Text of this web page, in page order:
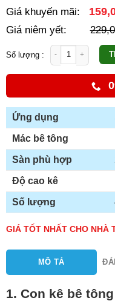
Giá khuyến mãi:
Giá niêm yết:
Con Kê Bê Tông Sàn Trên - Mã
Ứng dụng
Mác bê tông
Sàn phù hợp
Độ cao kê
Số lượng
GIÁ TỐT NHẤT CHO NHÀ
MÔ TẢ
1. Con kê bê